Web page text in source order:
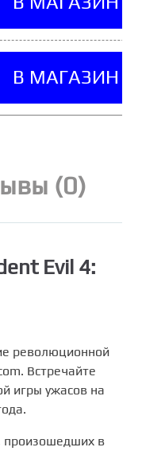
(0)
Evil 4:
революционной
Встречайте
игры ужасов на
произошедших в